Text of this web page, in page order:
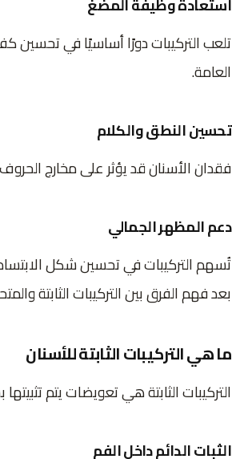
تلعب التركيبات دورًا أساسيًا في تحسين
العامة.
تحسين النطق والكلام
فقدان الأسنان قد يؤثر على مخارج
دعم المظهر الجمالي
تُسهم التركيبات في تحسين شكل
بعد فهم الفرق بين التركيبات الثابتة
ما هي التركيبات الثابتة للأسنان
التركيبات الثابتة هي تعويضات يتم
الثبات الدائم داخل الفم